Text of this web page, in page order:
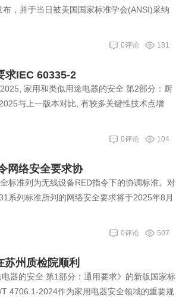
，并于当日被美国国家标准学会(ANSI)采纳
0评论 181
求IEC 60335-2
家用和类似用途电器的安全 第2部分：厨
与上一版本对比, 有较多关键性技术点增
0评论 104
网络安全要求协
标准列为无线设备RED指令下的协调标准。对
系列标准所列的网络安全要求将于2025年8月
0评论 507
州质检院顺利
器的安全 第1部分：通用要求》的新版国家标
4706.1-2024作为家用电器安全领域的重要规